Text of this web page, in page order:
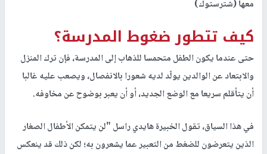
معها (شترستوك)
كيف تتطور ضغوط المدرسة؟
حتى عندما يكون الطفل متحمسا للذهاب إلى المدرسة، فإن ترك المنزل
والابتعاد عن الوالدين يولّد لديه شعورا بالانفصال، ويصعب عليه غالبا
أن يتأقلم سريعا مع الوضع الجديد، أو أن يعبر بوضوح عن مخاوفه.
في هذا السياق، تقول الخبيرة هايدي راسل "لن يتمكن الأطفال الصغار
الذين يتعرضون للضغط من التعبير عما يشعرون به؛ لكن ذلك قد ينعكس